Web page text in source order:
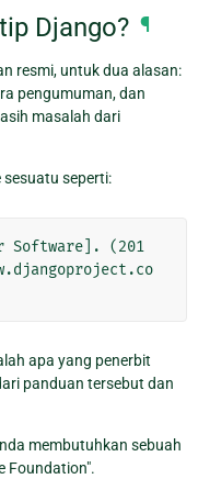
Django? ¶
resmi, untuk dua alasan:
pengumuman, dan
masalah dari
sesuatu seperti:
Software]. (201
apa yang penerbit
panduan tersebut dan
membutuhkan sebuah
Foundation".